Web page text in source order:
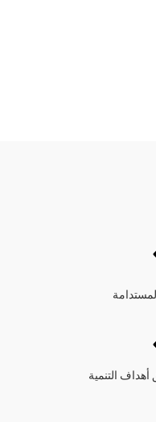
التنمية المستدامة
التنمية